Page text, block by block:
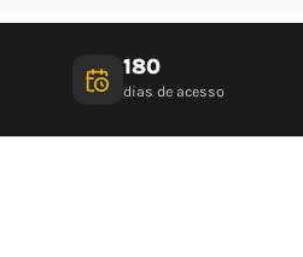
180
dias de acesso